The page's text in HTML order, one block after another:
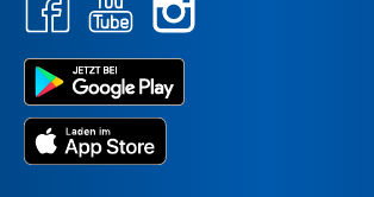
-
in
neuem
Tab
neuem
Tab
Jetzt
Jetzt